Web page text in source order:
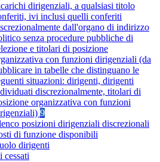
dirigenziali, a qualsiasi titolo
ivi inclusi quelli conferiti
dall'organo di indirizzo
senza procedure pubbliche di
e titolari di posizione
con funzioni dirigenziali (da
in tabelle che distinguano le
situazioni: dirigenti, dirigenti
discrezionalmente, titolari di
organizzativa con funzioni
9
posizioni dirigenziali discrezionali
di funzione disponibili
dirigenti
cessati